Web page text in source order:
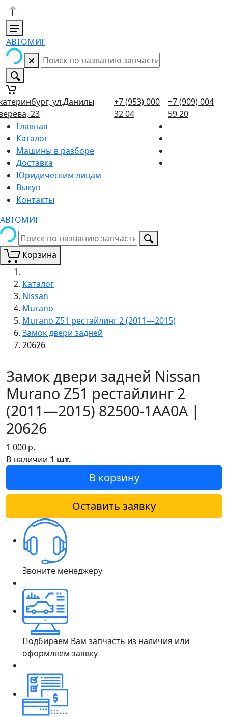
АВТОМИГ
ул.Данилы
23
+7 (953) 000
32 04
+7 (909) 004
59 20
Главная
Каталог
Машины в разборе
Доставка
Юридическим лицам
Выкуп
Контакты
АВТОМИГ
Корзина
Каталог
Nissan
Murano
Murano Z51 рестайлинг 2 (2011—2015)
Замок двери задней
20626
Замок двери задней Nissan
Murano Z51 рестайлинг 2
(2011—2015) 82500-1AA0A |
20626
1 000р.
В наличии 1 шт.
В корзину
Оставить заявку
Звоните менеджеру
Подбираем Вам запчасть из наличия или
оформляем заявку